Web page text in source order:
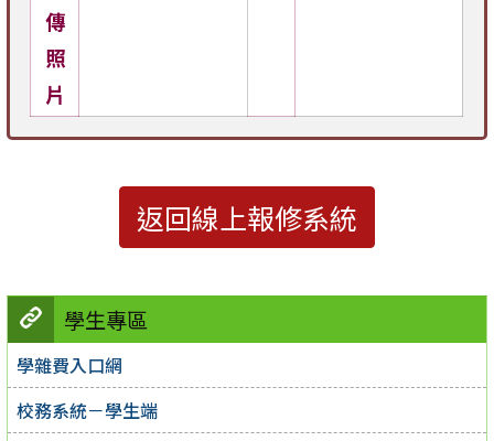
學生專區
學雜費入口網
校務系統－學生端
傳
照
片
返回線上報修系統